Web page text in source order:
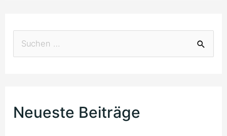
e
Neueste Beiträge